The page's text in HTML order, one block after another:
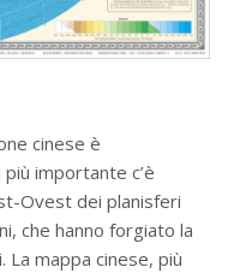
cinese è
importante c’è
Ovest dei planisferi
che hanno forgiato la
mappa cinese, più